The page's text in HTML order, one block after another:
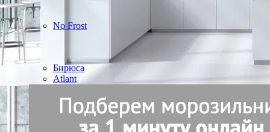
No Frost
Бирюса
Atlant